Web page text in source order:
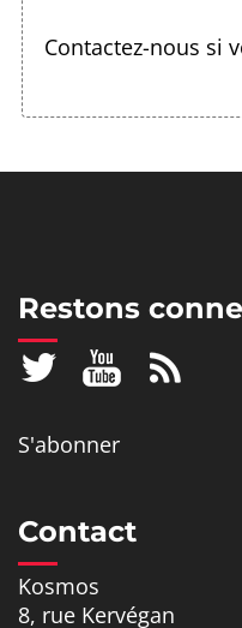
Contactez-nous si
Restons
S'abonner
Contact
Kosmos
8, rue Kervégan